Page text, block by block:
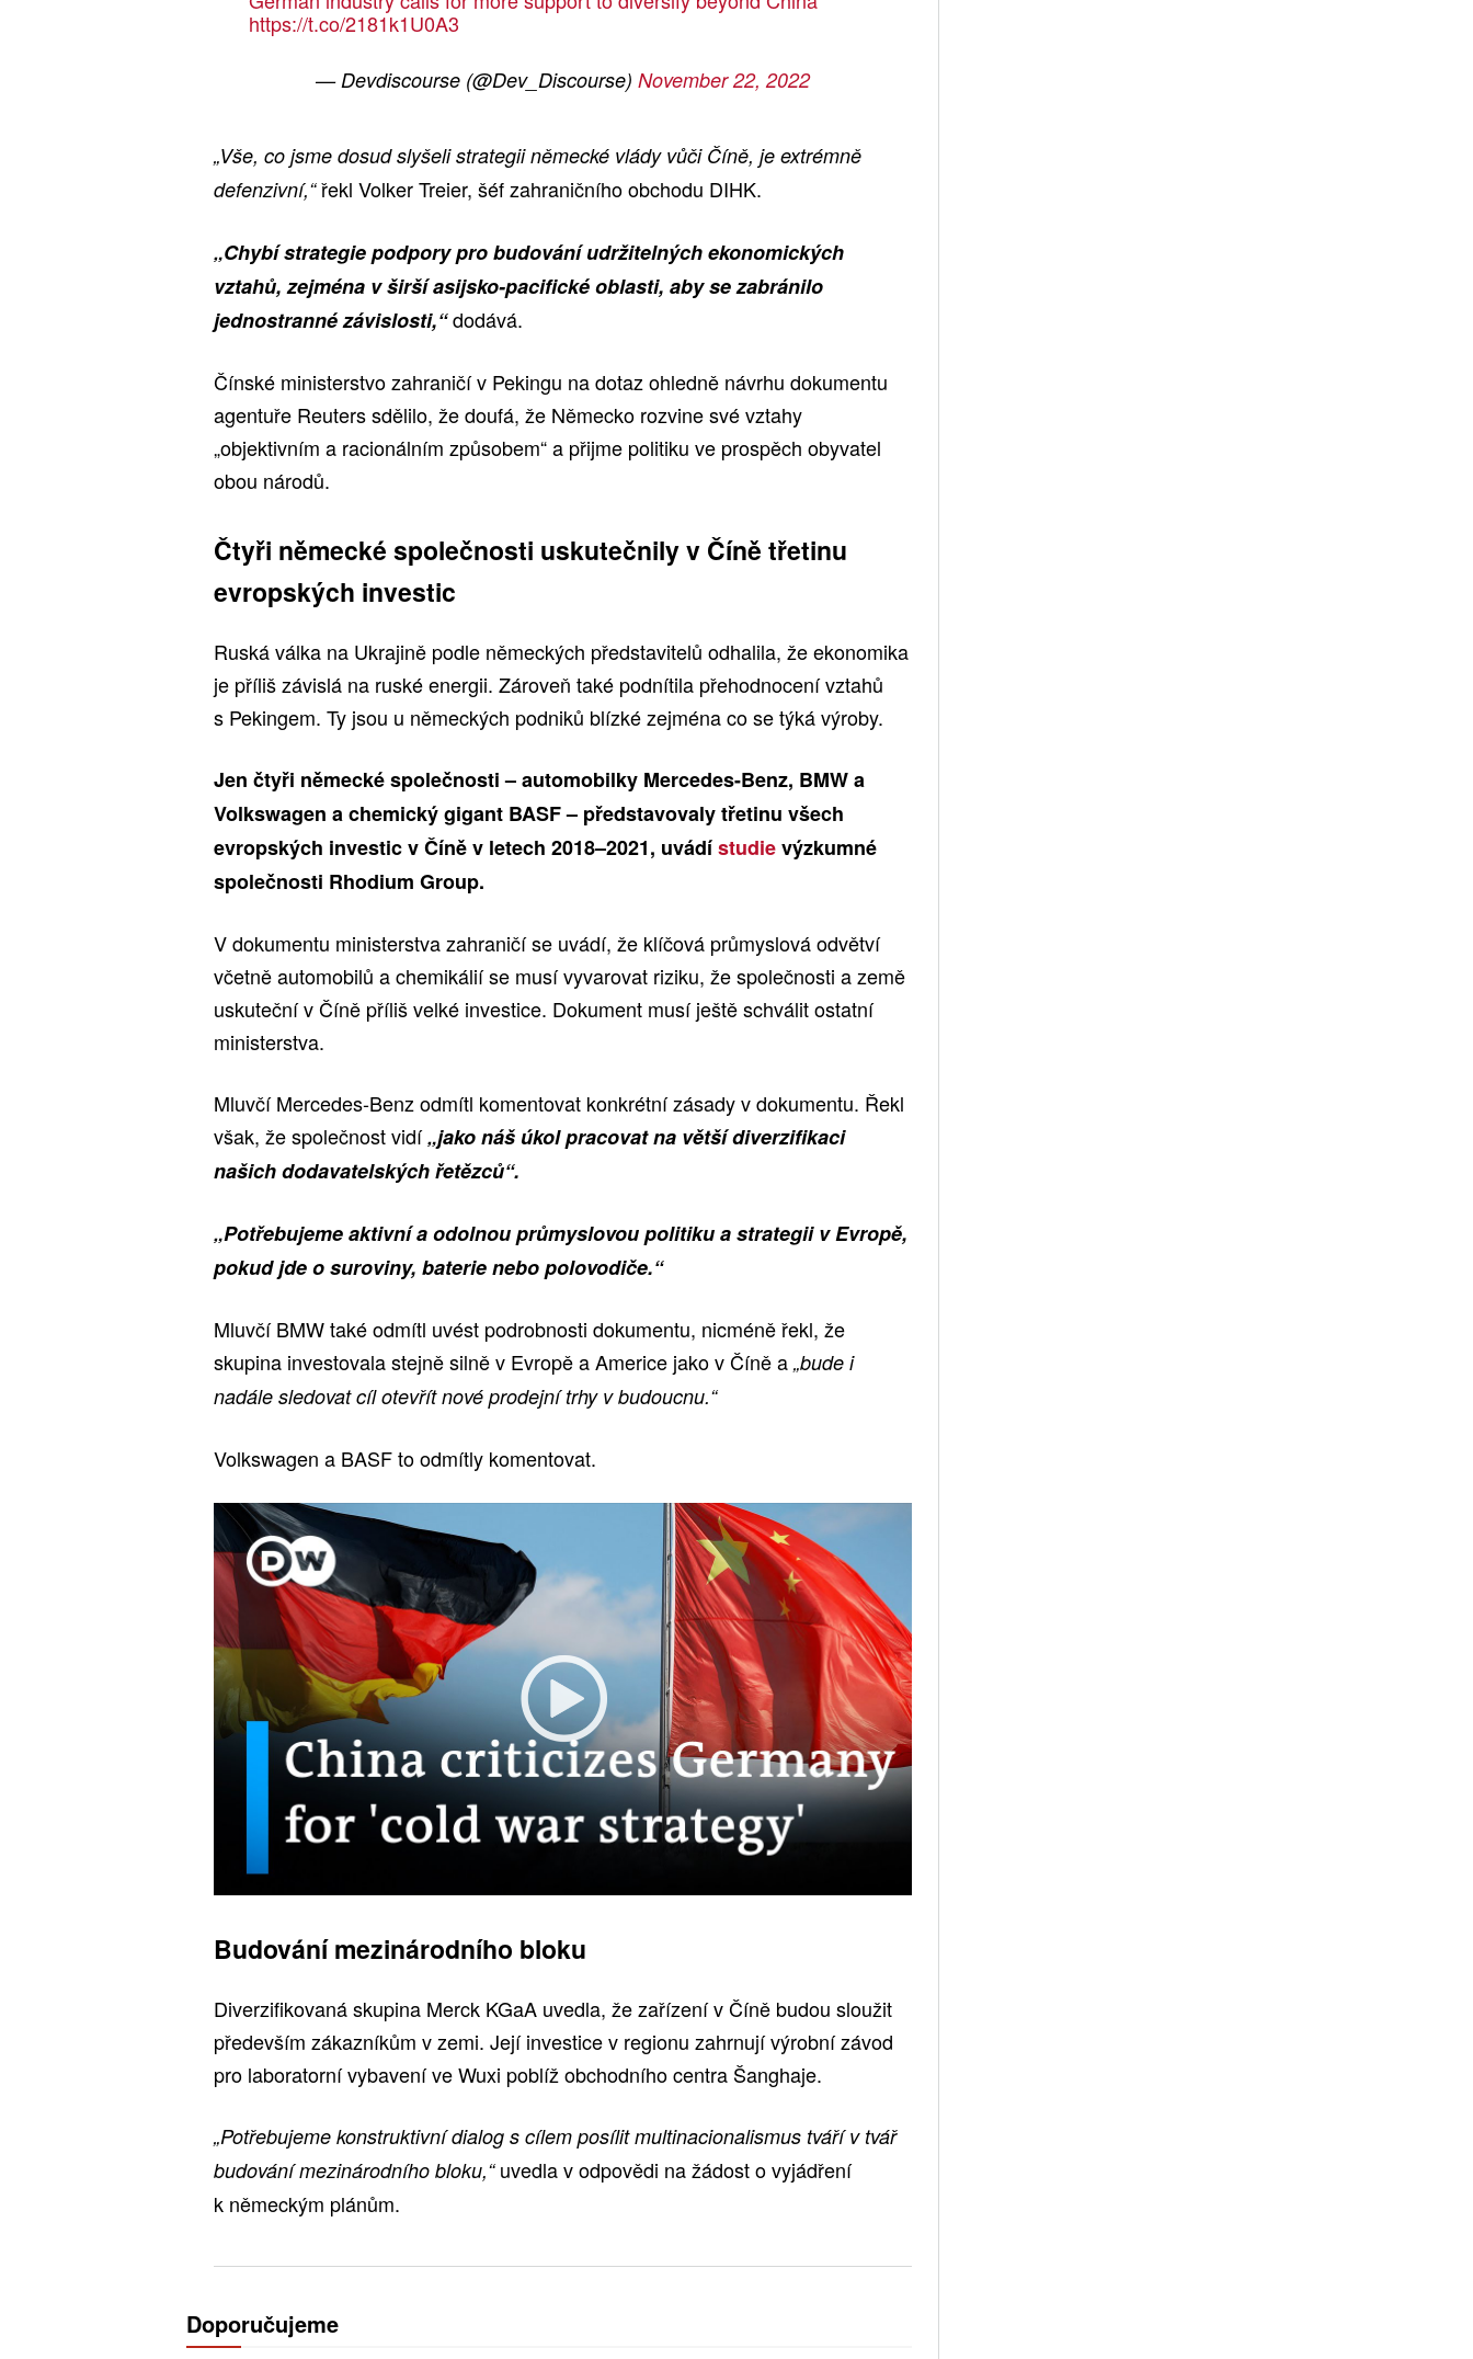
https://t.co/2181k1U0A3
— Devdiscourse (@Dev_Discourse)November 22, 2022
„Vše, co jsme dosud slyšeli strategii německé vlády vůči Číně, je extrémně
defenzivní,“řekl Volker Treier, šéf zahraničního obchodu DIHK.
„Chybí strategie podpory pro budování udržitelných ekonomických
vztahů, zejména v širší asijsko-pacifické oblasti, aby se zabránilo
jednostranné závislosti,“dodává.
Čínské ministerstvo zahraničí v Pekingu na dotaz ohledně návrhu dokumentu
agentuře Reuters sdělilo, že doufá, že Německo rozvine své vztahy
„objektivním a racionálním způsobem“ a přijme politiku ve prospěch obyvatel
obou národů.
Čtyři německé společnosti uskutečnily v Číně třetinu
evropských investic
Ruská válka na Ukrajině podle německých představitelů odhalila, že ekonomika
je příliš závislá na ruské energii. Zároveň také podnítila přehodnocení vztahů
s Pekingem. Ty jsou u německých podniků blízké zejména co se týká výroby.
Jen čtyři německé společnosti – automobilky Mercedes-Benz, BMW a
Volkswagen a chemický gigant BASF – představovaly třetinu všech
evropských investic v Číně v letech 2018–2021, uvádístudievýzkumné
společnosti Rhodium Group.
V dokumentu ministerstva zahraničí se uvádí, že klíčová průmyslová odvětví
včetně automobilů a chemikálií se musí vyvarovat riziku, že společnosti a země
uskuteční v Číně příliš velké investice. Dokument musí ještě schválit ostatní
ministerstva.
Mluvčí Mercedes-Benz odmítl komentovat konkrétní zásady v dokumentu. Řekl
však, že společnost vidí„jako náš úkol pracovat na větší diverzifikaci
našich dodavatelských řetězců“.
„Potřebujeme aktivní a odolnou průmyslovou politiku a strategii v Evropě,
pokud jde o suroviny, baterie nebo polovodiče.“
Mluvčí BMW také odmítl uvést podrobnosti dokumentu, nicméně řekl, že
skupina investovala stejně silně v Evropě a Americe jako v Číně a „bude i
nadále sledovat cíl otevřít nové prodejní trhy v budoucnu.“
Volkswagen a BASF to odmítly komentovat.
Budování mezinárodního bloku
Diverzifikovaná skupina Merck KGaA uvedla, že zařízení v Číně budou sloužit
především zákazníkům v zemi. Její investice v regionu zahrnují výrobní závod
pro laboratorní vybavení ve Wuxi poblíž obchodního centra Šanghaje.
„Potřebujeme konstruktivní dialog s cílem posílit multinacionalismus tváří v tvář
budování mezinárodního bloku,“uvedla v odpovědi na žádost o vyjádření
k německým plánům.
Doporučujeme